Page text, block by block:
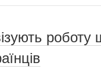
роботу